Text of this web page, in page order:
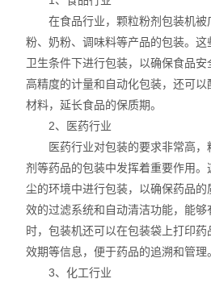
在食品行业，颗粒粉剂包装机被
粉、奶粉、调味料等产品的包装。
卫生条件下进行包装，以确保食品
高精度的计量和自动化包装，还可
材料，延长食品的保质期。
2、医药行业
医药行业对包装的要求非常高，
剂等药品的包装中发挥着重要作用
尘的环境中进行包装，以确保药品
效的过滤系统和自动清洁功能，能够
时，包装机还可以在包装袋上打印
效期等信息，便于药品的追溯和管理
3、化工行业